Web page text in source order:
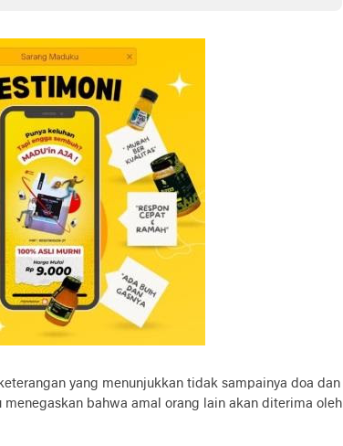
yang menunjukkan tidak sampainya doa dan
bahwa amal orang lain akan diterima oleh